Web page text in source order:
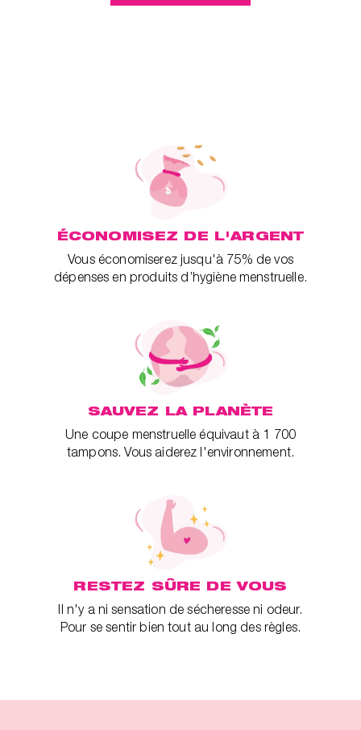
ÉCONOMISEZ DE L'ARGENT
Vous économiserez jusqu'à 75% de vos
dépenses en produits d’hygiène menstruelle.
SAUVEZ LA PLANÈTE
Une coupe menstruelle équivaut à 1 700
tampons. Vous aiderez l'environnement.
RESTEZ SÛRE DE VOUS
Il n'y a ni sensation de sécheresse ni odeur.
Pour se sentir bien tout au long des règles.